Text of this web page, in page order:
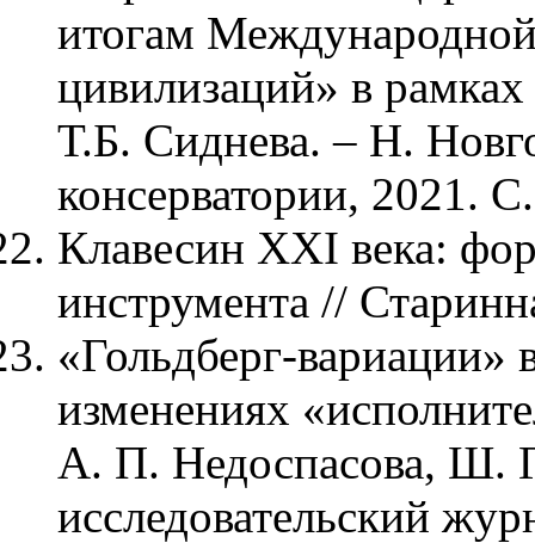
итогам
цивилизаций» в
Т.Б. Сиднева. – Н.
консерватории, 2021.
Клавесин XXI века:
инструмента //
«Гольдберг-вариации»
изменениях
А. П. Недоспасова, Ш.
исследовательский